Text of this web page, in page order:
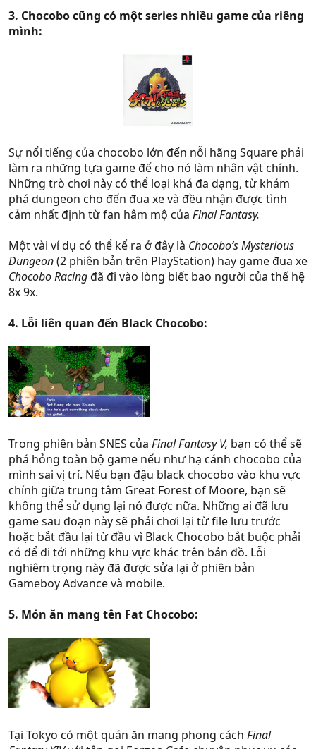
3. Chocobo cũng có một series nhiều game của riêng
mình:
Sự nổi tiếng của chocobo lớn đến nỗi hãng Square phải
làm ra những tựa game để cho nó làm nhân vật chính.
Những trò chơi này có thể loại khá đa dạng, từ khám
phá dungeon cho đến đua xe và đều nhận được tình
cảm nhất định từ fan hâm mộ của Final Fantasy.
Một vài ví dụ có thể kể ra ở đây là Chocobo’s Mysterious
Dungeon(2 phiên bản trên PlayStation) hay game đua xe
Chocobo Racingđã đi vào lòng biết bao người của thế hệ
8x 9x.
4. Lỗi liên quan đến Black Chocobo:
Trong phiên bản SNES của Final Fantasy V, bạn có thể sẽ
phá hỏng toàn bộ game nếu như hạ cánh chocobo của
mình sai vị trí. Nếu bạn đậu black chocobo vào khu vực
chính giữa trung tâm Great Forest of Moore, bạn sẽ
không thể sử dụng lại nó được nữa. Những ai đã lưu
game sau đoạn này sẽ phải chơi lại từ file lưu trước
hoặc bắt đầu lại từ đầu vì Black Chocobo bắt buộc phải
có để đi tới những khu vực khác trên bản đồ. Lỗi
nghiêm trọng này đã được sửa lại ở phiên bản
Gameboy Advance và mobile.
5. Món ăn mang tên Fat Chocobo:
Tại Tokyo có một quán ăn mang phong cách Final